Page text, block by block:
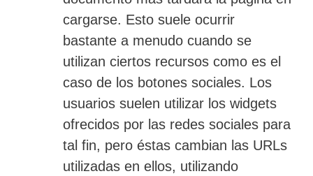
cargarse. Esto suele ocurrir
bastante a menudo cuando se
utilizan ciertos recursos como es el
caso de los botones sociales. Los
usuarios suelen utilizar los widgets
ofrecidos por las redes sociales para
tal fin, pero éstas cambian las URLs
utilizadas en ellos, utilizando